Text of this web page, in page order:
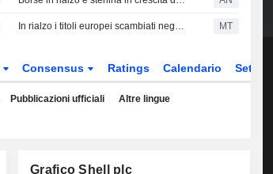
In rialzo i titoli europei scambiati negli Stati Uniti come American Depositary Receipts nella sessione di venerdì MT
Consensus Ratings Calendario Settore
Pubblicazioni ufficiali Altre lingue
Grafico Shell plc